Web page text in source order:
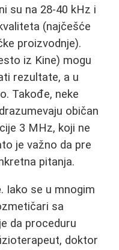
su na 28-40 kHz i
(najčešće
proizvodnje).
iz Kine) mogu
rezultate, a u
Takođe, neke
običan
3 MHz, koji ne
je važno da pre
pitanja.
. Iako se u mnogim
sa
da proceduru
doktor